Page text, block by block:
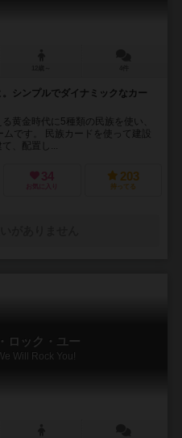
シンプルでダイナミックなカー
黄金時代に5種類の民族を使い、
です。 民族カードを使って建設
、配置し...
34
お気に入り
203
持ってる
ロック・ユー
Will Rock You!